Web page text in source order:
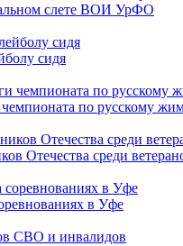
слете ВОИ УрФО
сидя
по русскому
Отечества среди
в Уфе